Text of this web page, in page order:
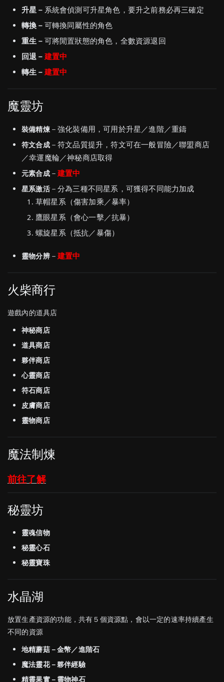
升星－ 系統會偵測可升星角色，要升之前務必再三確定
轉換－ 可轉換同屬性的角色
重生－ 可將閒置狀態的角色，全數資源退回
回退－ 建置中
轉生－ 建置中
魔靈坊
裝備精煉－強化裝備用，可用於升星／進階／重鑄
符文合成－符文品質提升，符文可在一般冒險／聯盟商店
／幸運魔輪／神秘商店取得
元素合成－建置中
星系激活－分為三種不同星系，可獲得不同能力加成
草帽星系（傷害加乘／暴率）
鷹眼星系（會心一擊／抗暴）
螺旋星系（抵抗／暴傷）
靈物分辨－建置中
火柴商行
遊戲內的道具店
神秘商店
道具商店
夥伴商店
心靈商店
符石商店
皮膚商店
靈物商店
魔法制煉
前往了解
秘靈坊
靈魂信物
秘靈心石
秘靈寶珠
水晶湖
放置生產資源的功能，共有５個資源點，會以一定的速率持續產生
不同的資源
地精蘑菇－金幣／進階石
魔法靈花－夥伴經驗
精靈果實－靈物神石